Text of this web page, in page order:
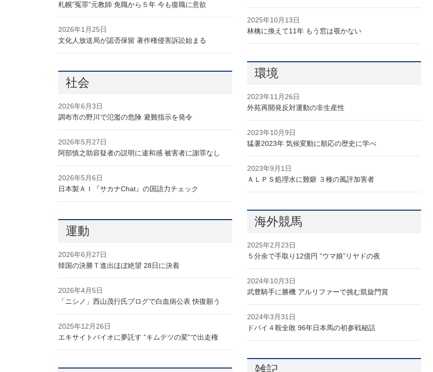
札幌”冤罪”元教師 免職から５年 今も復職に意欲
2026年1月25日
文化人放送局が認否保留 著作権侵害訴訟始まる
社会
2026年6月3日
調布市の野川で氾濫の危険 避難指示を発令
2026年5月27日
阿部慎之助容疑者の説明に違和感 被害者に謝罪なし
2026年5月6日
日本製ＡＩ『サカナChat』の国語力チェック
運動
2026年6月27日
韓国の決勝Ｔ進出ほぼ絶望 28日に決着
2026年4月5日
「ニシノ」西山茂行氏ブログで白血病公表 快復願う
2025年12月26日
エキサイトバイオに夢託す ”キムテツの変”で出走権
2025年10月13日
林檎に換えて11年 もう窓は覗かない
環境
2023年11月26日
外苑再開発反対運動の非生産性
2023年10月9日
猛暑2023年 気候変動に順応の歴史に学べ
2023年9月1日
ＡＬＰＳ処理水に難癖 ３種の風評加害者
海外競馬
2025年2月23日
５分余で手取り12億円 ”ウマ娘”リヤドの夜
2024年10月3日
武豊騎手に勝機 アルリファーで挑む凱旋門賞
2024年3月31日
ドバイ４鞍全敗 96年日本馬の初参戦秘話